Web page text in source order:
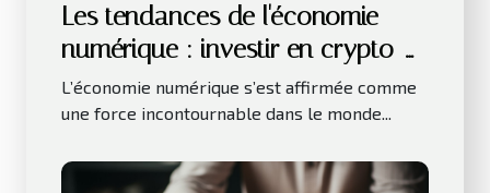
Les tendances de l'économie
numérique : investir en crypto-
monnaies
L’économie numérique s’est affirmée comme
une force incontournable dans le monde...